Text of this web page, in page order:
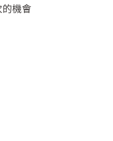
的機會